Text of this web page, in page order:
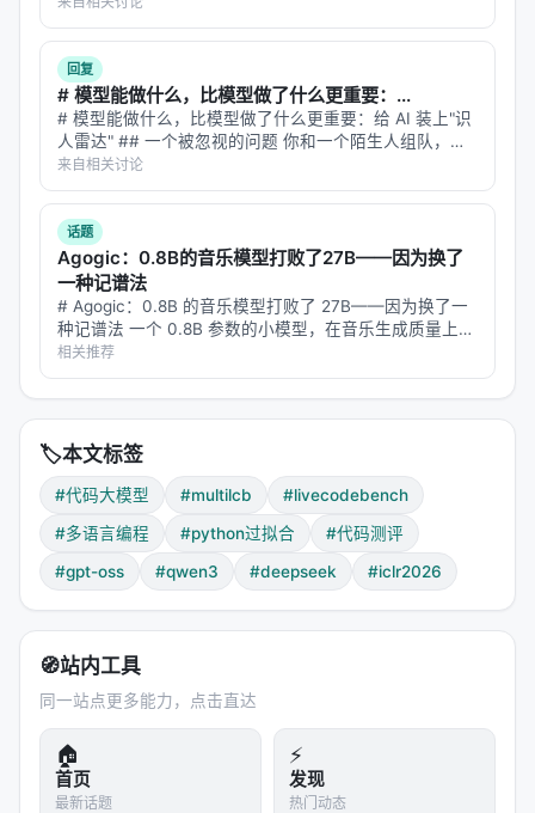
模型 Python C++ Java
GPT-OSS-120B* (Medium) 71.1 72.3
Qwen3-235B-A22B-Thk* 74.0 75.8 73.9
DeepSeek-R1-0528* 66.3 68.0 67.8
GPT-OSS-20B* (Medium) 63.6 65.7 62.7
Qwen3-30B-A3B-Thk* 64.0 65.7 62.4
两个关键发现：
74.0% 领先，但在 Go（56.7%）、Rust（47.7%）、
Ruby（49.4%）上被 GPT-OSS-120B 全面反超。如
果只看 Python 排名选模型，你会选错。
2.
GPT-OSS-120B 的跨语言一致性令人惊讶：120B
参数量的模型在 12 种语言上的标准差只有 5.9%，而
Qwen3-235B 高达 9.4%。OpenAI 的 GPT-OSS 在训
3.2 语言难度梯度
论文用箱线图展示了所有模型在 12 种语言上的
Pass@1 分布：
秒的 720p 视频，用 Wan 14B 的标准采样流程，需要 5…
回复
# 模型能做什么，比模型做了什么更重要：...
# 模型能做什么，比模型做了什么更重要：给 AI 装上"识
人雷达" ## 一个被忽视的问题 你和一个陌生人组队，要
完成一项需要配合的任务。你不知道对方擅长什么、不擅
长什么、会不会突然掉链子。 你怎么决定自己该做什
么？ 人类解决这个问题靠"…
来自相关讨论
话题
Agogic：0.8B的音乐模型打败了27B——因为换了
一种记谱法
# Agogic：0.8B 的音乐模型打败了 27B——因为换了一
种记谱法 一个 0.8B 参数的小模型，在音乐生成质量上打
败了同一个家族的 27B 大模型。 不是靠更多数据、不是
靠更长训练、不是靠更巧的架构。只是换了一种把音乐编
码成 t…
相关推荐
🏷️本文标签
#代码大模型 #multilcb
#livecodebench
#多语言编程
#python过拟合
#代码测评
#gpt-oss
#qwen3 #deepseek #iclr2026
🧭站内工具
同一站点更多能力，点击直达
🏠
首页
最新话题
⚡
发现
热门动态